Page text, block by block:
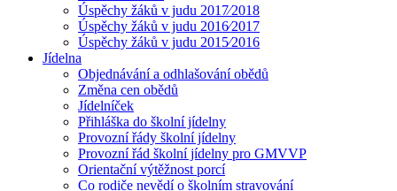
Úspěchy žáků v judu 2017⁄2018
Úspěchy žáků v judu 2016⁄2017
Úspěchy žáků v judu 2015⁄2016
Jídelna
Objednávání a odhlašování obědů
Změna cen obědů
Jídelníček
Přihláška do školní jídelny
Provozní řády školní jídelny
Provozní řád školní jídelny pro GMVVP
Orientační výtěžnost porcí
Co rodiče nevědí o školním stravování